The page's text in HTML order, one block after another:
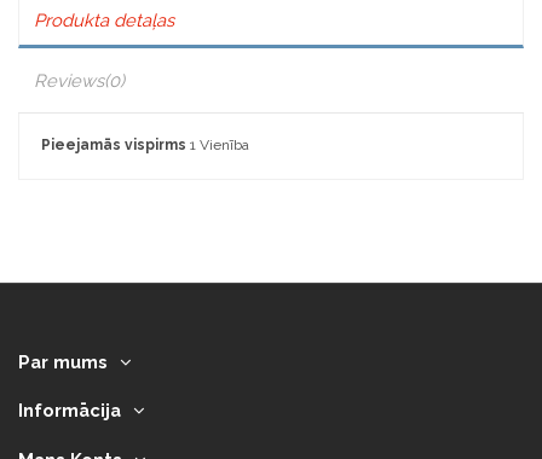
Produkta detaļas
Reviews(0)
Pieejamās vispirms 1 Vienība
Par mums
Informācija